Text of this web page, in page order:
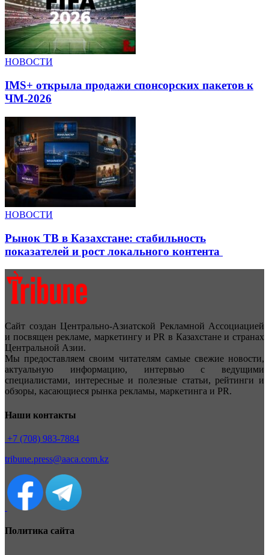
НОВОСТИ
IMS+ открыла продажи спонсорских пакетов к
ЧМ-2026
НОВОСТИ
Рынок ТВ в Казахстане: стабильность
показателей и рост локального контента
Сайт создан Центрально-Азиатской Рекламной Ассоциацией
и посвящен рекламе, маркетингу и PR в Казахстане и странах
Центральной Азии.
Мы предоставляем своим читателям самые свежие новости,
актуальную информацию, интервью с ведущими
специалистами, интересные и полезные статьи, рейтинги и
обзоры, касающиеся рынка рекламы, маркетинга и PR.
Наши контакты
+7 (708) 983-7884
tribune.press@aaca.com.kz
Политика сайта